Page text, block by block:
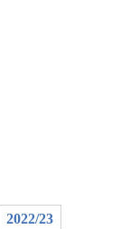
2022/23